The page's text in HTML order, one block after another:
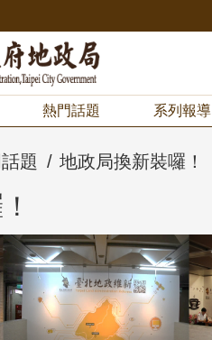
熱門話題 系列報導
題 地政局換新裝囉！